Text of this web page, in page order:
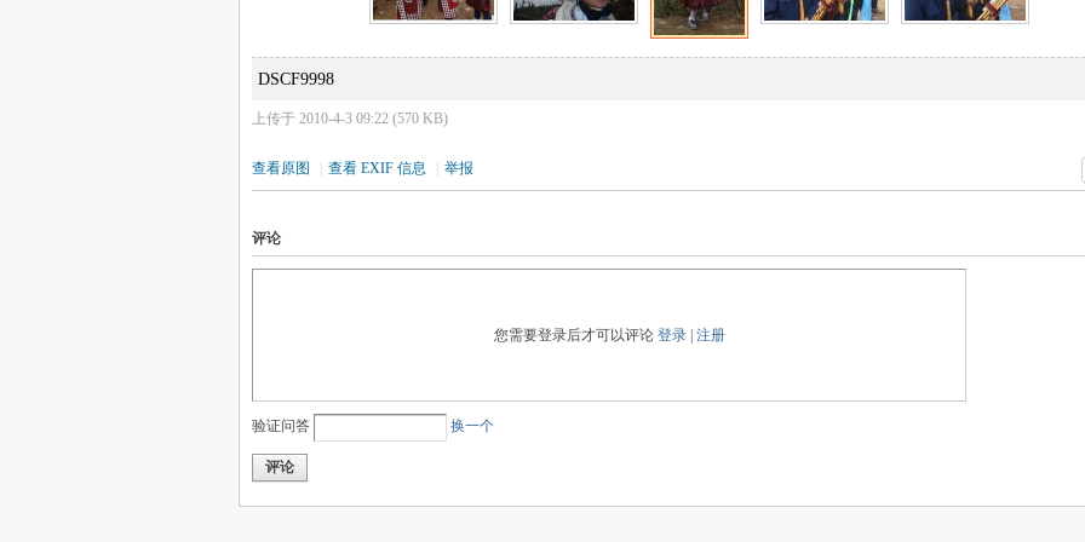
DSCF9998
上传于 2010-4-3 09:22 (570 KB)
查看原图 查看 EXIF 信息 举报
评论
您需要登录后才可以评论 登录| 注册
验证问答 换一个
评论